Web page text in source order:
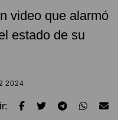
video que alarmó
estado de su
2024